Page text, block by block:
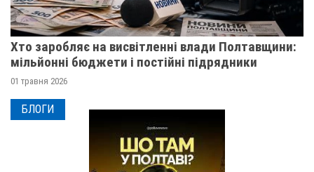
Хто заробляє на висвітленні влади Полтавщини:
мільйонні бюджети і постійні підрядники
01 травня 2026
БЛОГИ